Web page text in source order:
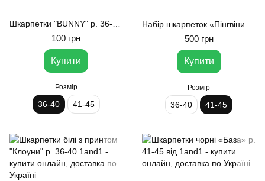
100 грн
Купити
Розмір
36-40 41-45
500 грн
Купити
Розмір
36-40 41-45